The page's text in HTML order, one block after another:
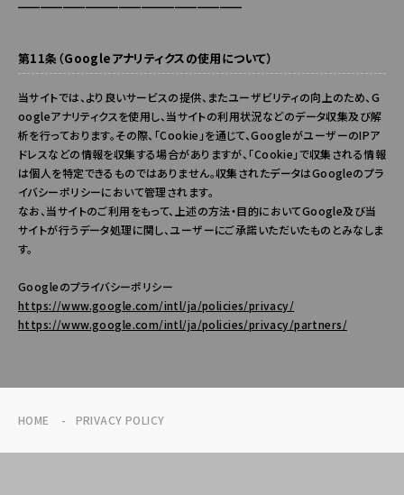
━━━━━━━━━━━━━━━━━━━━
第11条（Googleアナリティクスの使用について）
当サイトでは、より良いサービスの提供、またユーザビリティの向上のため、G
oogleアナリティクスを使用し、当サイトの利用状況などのデータ収集及び解
析を行っております。その際、「Cookie」を通じて、GoogleがユーザーのIPア
ドレスなどの情報を収集する場合がありますが、「Cookie」で収集される情報
は個人を特定できるものではありません。収集されたデータはGoogleのプラ
イバシーポリシーにおいて管理されます。
なお、当サイトのご利用をもって、上述の方法・目的においてGoogle及び当
サイトが行うデータ処理に関し、ユーザーにご承諾いただいたものとみなしま
す。
Googleのプライバシーポリシー
https://www.google.com/intl/ja/policies/privacy/
https://www.google.com/intl/ja/policies/privacy/partners/
HOME PRIVACY POLICY